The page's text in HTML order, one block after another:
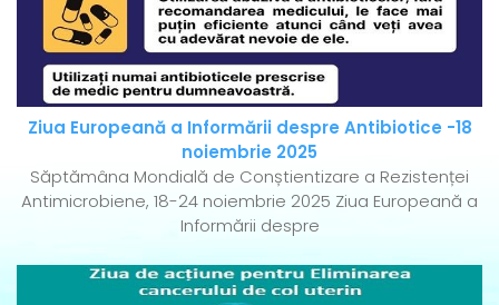
Ziua Europeană a Informării despre Antibiotice -18
noiembrie 2025
Săptămâna Mondială de Conștientizare a Rezistenței
Antimicrobiene, 18-24 noiembrie 2025 Ziua Europeană a
Informării despre